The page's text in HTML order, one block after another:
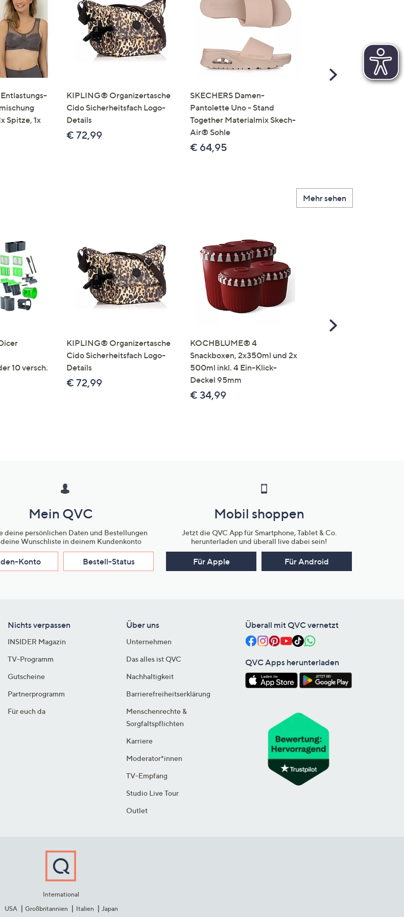
Entlastungs-
Spitze, 1x
KIPLING® Organizertasche
Cido Sicherheitsfach Logo-
Details
€ 72,99
SKECHERS Damen-
Pantolette Uno - Stand
Together Materialmix Skech-
Air® Sohle
€ 64,95
Scroll
Mehr sehen
10 versch.
KIPLING® Organizertasche
Cido Sicherheitsfach Logo-
Details
€ 72,99
KOCHBLUME® 4
Snackboxen, 2x350ml und 2x
500ml inkl. 4 Ein-Klick-
Deckel 95mm
€ 34,99
Scroll
Mein QVC
deine persönlichen Daten und Bestellungen
Wunschliste in deinem Kundenkonto
Konto Bestell-Status
Mobil shoppen
Jetzt die QVC App für Smartphone, Tablet & Co.
herunterladen und überall live dabei sein!
Für Apple Für Android
Nichts verpassen
INSIDER Magazin
TV-Programm
Gutscheine
Partnerprogramm
Für euch da
Über uns
Unternehmen
Das alles ist QVC
Nachhaltigkeit
Barrierefreiheitserklärung
Menschenrechte &
Sorgfaltspflichten
Karriere
Moderator*innen
TV-Empfang
Studio Live Tour
Outlet
Überall mit QVC vernetzt
QVC Apps herunterladen
International
USA
Großbritannien Italien Japan